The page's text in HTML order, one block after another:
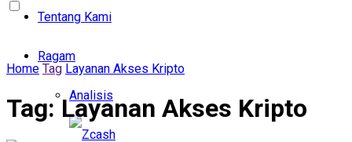
Tentang Kami
Ragam
Analisis
Home Tag Layanan Akses Kripto
Tag:Layanan Akses Kripto